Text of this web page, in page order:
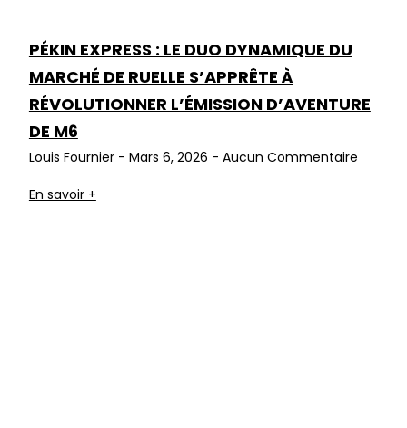
PÉKIN EXPRESS : LE DUO DYNAMIQUE DU
MARCHÉ DE RUELLE S’APPRÊTE À
RÉVOLUTIONNER L’ÉMISSION D’AVENTURE
DE M6
Louis Fournier Mars 6, 2026 Aucun Commentaire
En savoir +